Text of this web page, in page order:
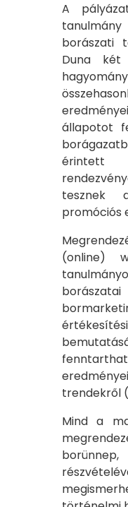
A
borászati
Duna két
állapotot
érintett
tesznek
promóciós
(online)
trendekről
Mind a